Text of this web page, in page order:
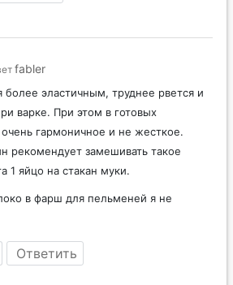
fabler
более эластичным, труднее рвется и
варке. При этом в готовых
гармоничное и не жесткое.
рекомендует замешивать такое
1 яйцо на стакан муки.
в фарш для пельменей я не
Ответить